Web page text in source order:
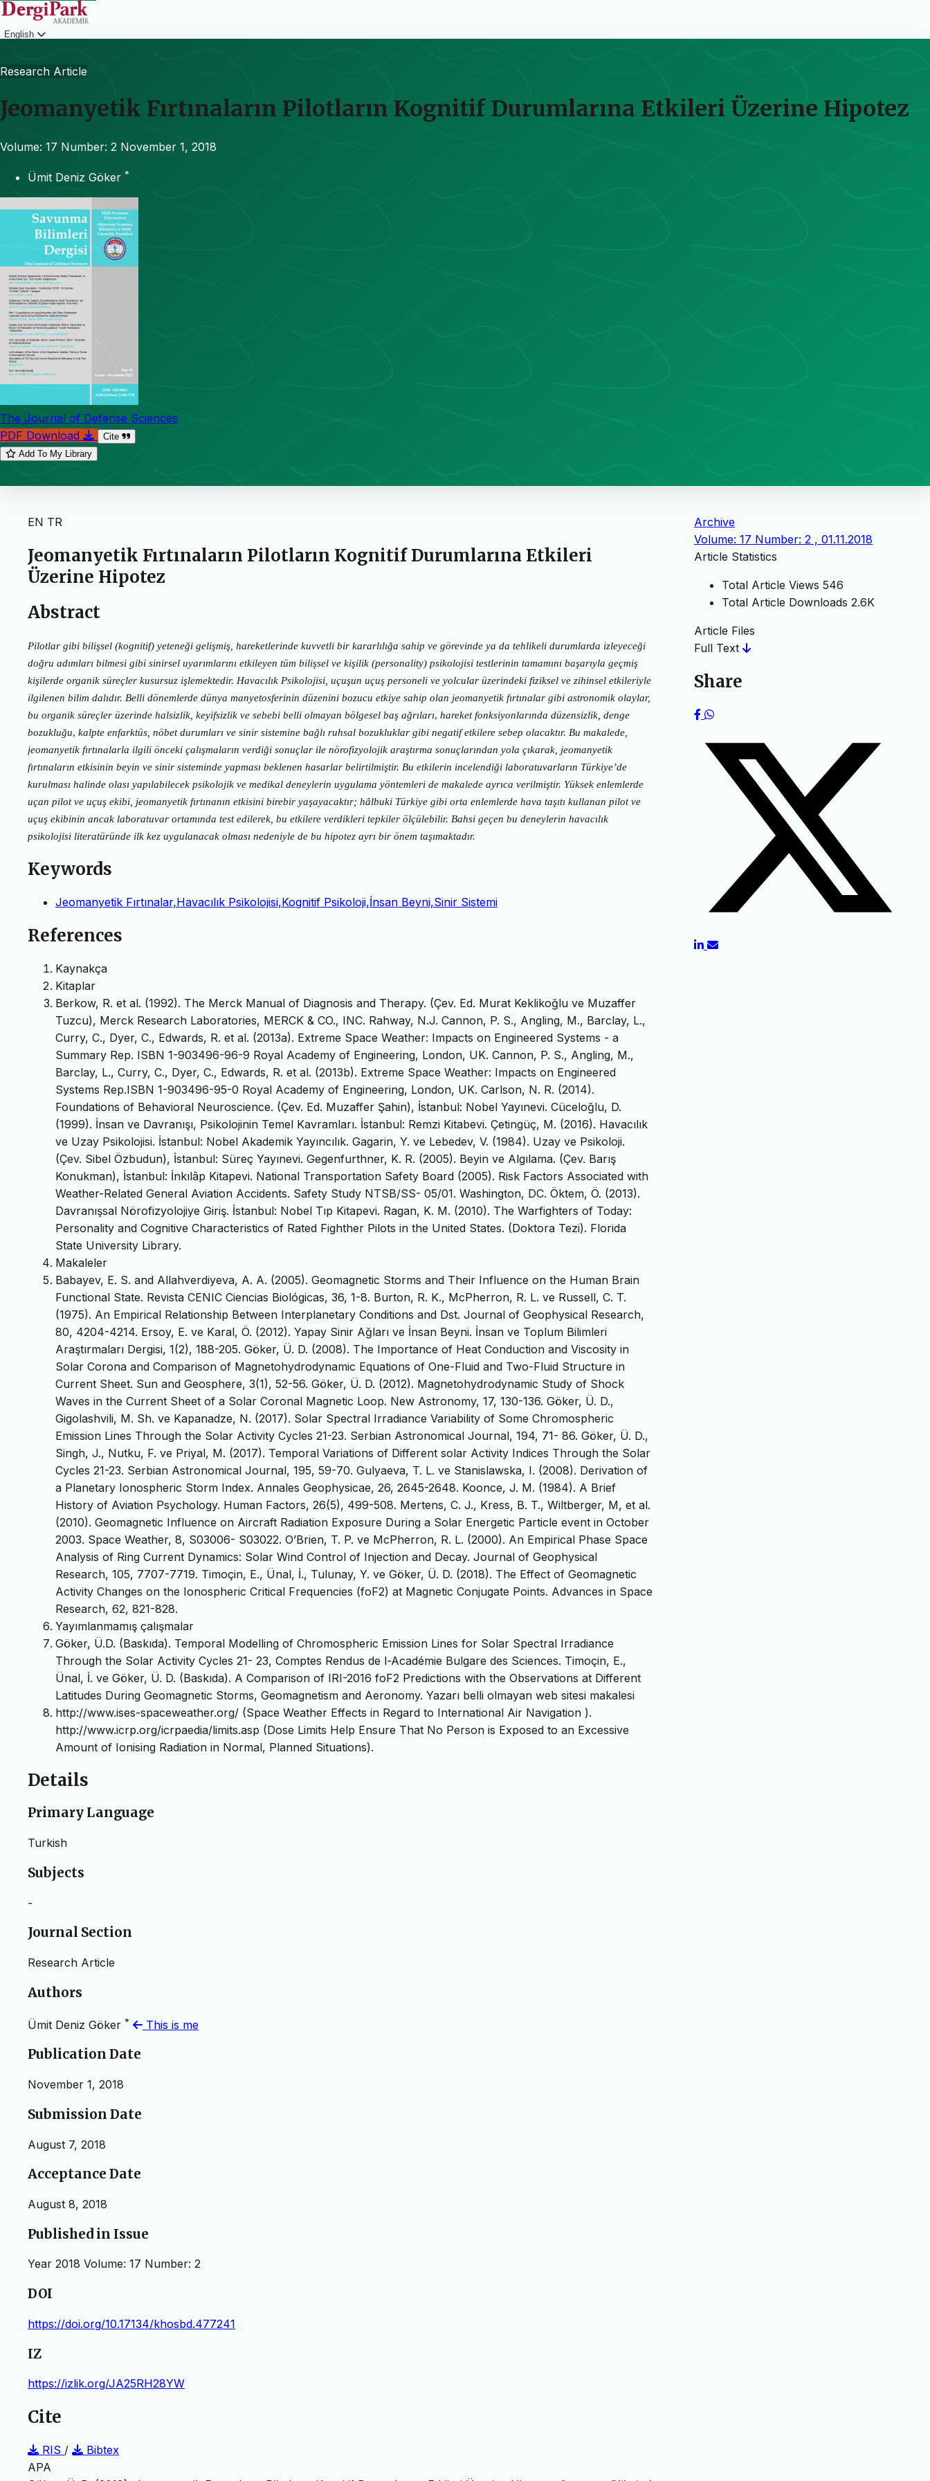
English
Research Article
Jeomanyetik Fırtınaların Pilotların Kognitif Durumlarına Etkileri Üzerine Hipotez
Volume: 17 Number: 2 November 1, 2018
Ümit Deniz Göker *
The Journal of Defense Sciences
PDF Download
Cite
Add To My Library
EN TR
Jeomanyetik Fırtınaların Pilotların Kognitif Durumlarına Etkileri
Üzerine Hipotez
Abstract
Pilotlar gibi bilişsel (kognitif) yeteneği gelişmiş, hareketlerinde kuvvetli bir kararlılığa sahip ve görevinde ya da tehlikeli durumlarda izleyeceği
doğru adımları bilmesi gibi sinirsel uyarımlarını etkileyen tüm bilişsel ve kişilik (personality) psikolojisi testlerinin tamamını başarıyla geçmiş
kişilerde organik süreçler kusursuz işlemektedir. Havacılık Psikolojisi, uçuşun uçuş personeli ve yolcular üzerindeki fiziksel ve zihinsel etkileriyle
ilgilenen bilim dalıdır. Belli dönemlerde dünya manyetosferinin düzenini bozucu etkiye sahip olan jeomanyetik fırtınalar gibi astronomik olaylar,
bu organik süreçler üzerinde halsizlik, keyifsizlik ve sebebi belli olmayan bölgesel baş ağrıları, hareket fonksiyonlarında düzensizlik, denge
bozukluğu, kalpte enfarktüs, nöbet durumları ve sinir sistemine bağlı ruhsal bozukluklar gibi negatif etkilere sebep olacaktır. Bu makalede,
jeomanyetik fırtınalarla ilgili önceki çalışmaların verdiği sonuçlar ile nörofizyolojik araştırma sonuçlarından yola çıkarak, jeomanyetik
fırtınaların etkisinin beyin ve sinir sisteminde yapması beklenen hasarlar belirtilmiştir. Bu etkilerin incelendiği laboratuvarların Türkiye’de
kurulması halinde olası yapılabilecek psikolojik ve medikal deneylerin uygulama yöntemleri de makalede ayrıca verilmiştir. Yüksek enlemlerde
uçan pilot ve uçuş ekibi, jeomanyetik fırtınanın etkisini birebir yaşayacaktır; hâlbuki Türkiye gibi orta enlemlerde hava taşıtı kullanan pilot ve
uçuş ekibinin ancak laboratuvar ortamında test edilerek, bu etkilere verdikleri tepkiler ölçülebilir. Bahsi geçen bu deneylerin havacılık
psikolojisi literatüründe ilk kez uygulanacak olması nedeniyle de bu hipotez ayrı bir önem taşımaktadır.
Keywords
Jeomanyetik Fırtınalar,Havacılık Psikolojisi,Kognitif Psikoloji,İnsan Beyni,Sinir Sistemi
References
Kaynakça
Kitaplar
Berkow, R. et al. (1992). The Merck Manual of Diagnosis and Therapy. (Çev. Ed. Murat Keklikoğlu ve Muzaffer
Tuzcu), Merck Research Laboratories, MERCK & CO., INC. Rahway, N.J. Cannon, P. S., Angling, M., Barclay, L.,
Curry, C., Dyer, C., Edwards, R. et al. (2013a). Extreme Space Weather: Impacts on Engineered Systems - a
Summary Rep. ISBN 1-903496-96-9 Royal Academy of Engineering, London, UK. Cannon, P. S., Angling, M.,
Barclay, L., Curry, C., Dyer, C., Edwards, R. et al. (2013b). Extreme Space Weather: Impacts on Engineered
Systems Rep.ISBN 1-903496-95-0 Royal Academy of Engineering, London, UK. Carlson, N. R. (2014).
Foundations of Behavioral Neuroscience. (Çev. Ed. Muzaffer Şahin), İstanbul: Nobel Yayınevi. Cüceloğlu, D.
(1999). İnsan ve Davranışı, Psikolojinin Temel Kavramları. İstanbul: Remzi Kitabevi. Çetingüç, M. (2016). Havacılık
ve Uzay Psikolojisi. İstanbul: Nobel Akademik Yayıncılık. Gagarin, Y. ve Lebedev, V. (1984). Uzay ve Psikoloji.
(Çev. Sibel Özbudun), İstanbul: Süreç Yayınevi. Gegenfurthner, K. R. (2005). Beyin ve Algılama. (Çev. Barış
Konukman), İstanbul: İnkılâp Kitapevi. National Transportation Safety Board (2005). Risk Factors Associated with
Weather-Related General Aviation Accidents. Safety Study NTSB/SS- 05/01. Washington, DC. Öktem, Ö. (2013).
Davranışsal Nörofizyolojiye Giriş. İstanbul: Nobel Tıp Kitapevi. Ragan, K. M. (2010). The Warfighters of Today:
Personality and Cognitive Characteristics of Rated Fighther Pilots in the United States. (Doktora Tezi). Florida
State University Library.
Makaleler
Babayev, E. S. and Allahverdiyeva, A. A. (2005). Geomagnetic Storms and Their Influence on the Human Brain
Functional State. Revista CENIC Ciencias Biológicas, 36, 1-8. Burton, R. K., McPherron, R. L. ve Russell, C. T.
(1975). An Empirical Relationship Between Interplanetary Conditions and Dst. Journal of Geophysical Research,
80, 4204-4214. Ersoy, E. ve Karal, Ö. (2012). Yapay Sinir Ağları ve İnsan Beyni. İnsan ve Toplum Bilimleri
Araştırmaları Dergisi, 1(2), 188-205. Göker, Ü. D. (2008). The Importance of Heat Conduction and Viscosity in
Solar Corona and Comparison of Magnetohydrodynamic Equations of One-Fluid and Two-Fluid Structure in
Current Sheet. Sun and Geosphere, 3(1), 52-56. Göker, Ü. D. (2012). Magnetohydrodynamic Study of Shock
Waves in the Current Sheet of a Solar Coronal Magnetic Loop. New Astronomy, 17, 130-136. Göker, Ü. D.,
Gigolashvili, M. Sh. ve Kapanadze, N. (2017). Solar Spectral Irradiance Variability of Some Chromospheric
Emission Lines Through the Solar Activity Cycles 21-23. Serbian Astronomical Journal, 194, 71- 86. Göker, Ü. D.,
Singh, J., Nutku, F. ve Priyal, M. (2017). Temporal Variations of Different solar Activity Indices Through the Solar
Cycles 21-23. Serbian Astronomical Journal, 195, 59-70. Gulyaeva, T. L. ve Stanislawska, I. (2008). Derivation of
a Planetary Ionospheric Storm Index. Annales Geophysicae, 26, 2645-2648. Koonce, J. M. (1984). A Brief
History of Aviation Psychology. Human Factors, 26(5), 499-508. Mertens, C. J., Kress, B. T., Wiltberger, M, et al.
(2010). Geomagnetic Influence on Aircraft Radiation Exposure During a Solar Energetic Particle event in October
2003. Space Weather, 8, S03006- S03022. O’Brien, T. P. ve McPherron, R. L. (2000). An Empirical Phase Space
Analysis of Ring Current Dynamics: Solar Wind Control of Injection and Decay. Journal of Geophysical
Research, 105, 7707-7719. Timoçin, E., Ünal, İ., Tulunay, Y. ve Göker, Ü. D. (2018). The Effect of Geomagnetic
Activity Changes on the Ionospheric Critical Frequencies (foF2) at Magnetic Conjugate Points. Advances in Space
Research, 62, 821-828.
Yayımlanmamış çalışmalar
Göker, Ü.D. (Baskıda). Temporal Modelling of Chromospheric Emission Lines for Solar Spectral Irradiance
Through the Solar Activity Cycles 21- 23, Comptes Rendus de l-Académie Bulgare des Sciences. Timoçin, E.,
Ünal, İ. ve Göker, Ü. D. (Baskıda). A Comparison of IRI-2016 foF2 Predictions with the Observations at Different
Latitudes During Geomagnetic Storms, Geomagnetism and Aeronomy. Yazarı belli olmayan web sitesi makalesi
http://www.ises-spaceweather.org/ (Space Weather Effects in Regard to International Air Navigation ).
http://www.icrp.org/icrpaedia/limits.asp (Dose Limits Help Ensure That No Person is Exposed to an Excessive
Amount of Ionising Radiation in Normal, Planned Situations).
Details
Primary Language
Turkish
Subjects
-
Journal Section
Research Article
Authors
Ümit Deniz Göker * This is me
Publication Date
November 1, 2018
Submission Date
August 7, 2018
Acceptance Date
August 8, 2018
Published in Issue
Year 2018 Volume: 17 Number: 2
DOI
https://doi.org/10.17134/khosbd.477241
IZ
https://izlik.org/JA25RH28YW
Cite
RIS /
Bibtex
APA
Archive
Volume: 17 Number: 2 , 01.11.2018
Article Statistics
Total Article Views 546
Total Article Downloads 2.6K
Article Files
Full Text
Share